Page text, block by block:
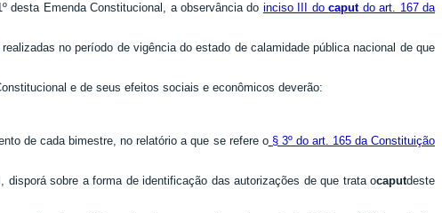
desta Emenda Constitucional, a observância do inciso III docaputdo art. 167 da
no período de vigência do estado de calamidade pública nacional de que
e de seus efeitos sociais e econômicos deverão:
de cada bimestre, no relatório a que se refere o § 3º do art. 165 da Constituição
sobre a forma de identificação das autorizações de que trata ocaputdeste